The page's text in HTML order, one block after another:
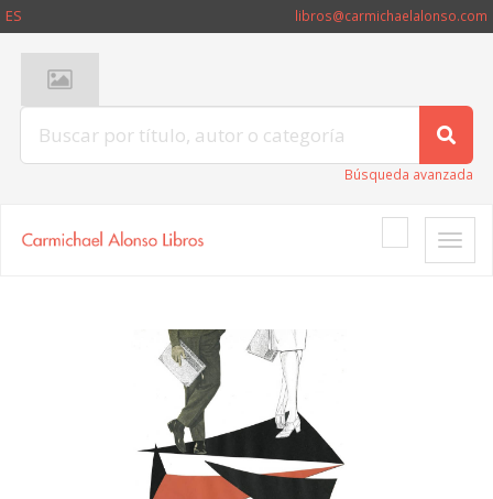
ES libros@carmichaelalonso.com
Búsqueda avanzada
Toggle